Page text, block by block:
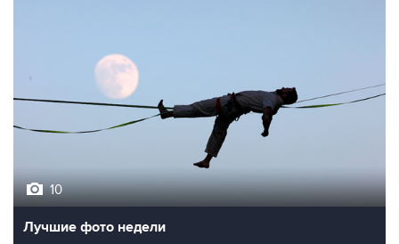
10
Лучшие фото недели